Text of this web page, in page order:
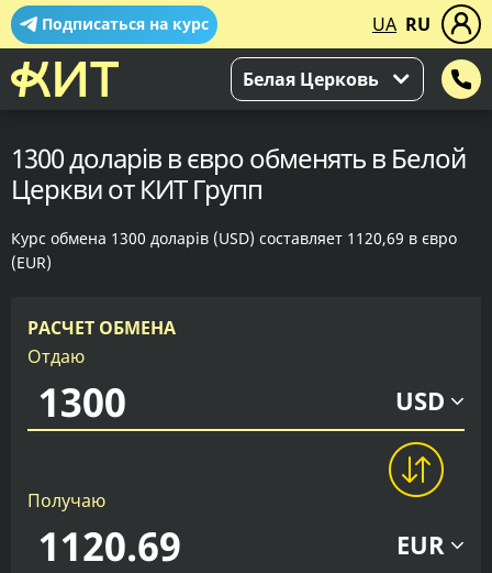
Подписаться на курс UA RU
Белая Церковь
1300 доларів в євро обменять в Белой
Церкви от КИТ Групп
Курс обмена 1300 доларів (USD) составляет 1120,69 в євро
(EUR)
РАСЧЕТ ОБМЕНА
Отдаю
USD
Получаю
EUR